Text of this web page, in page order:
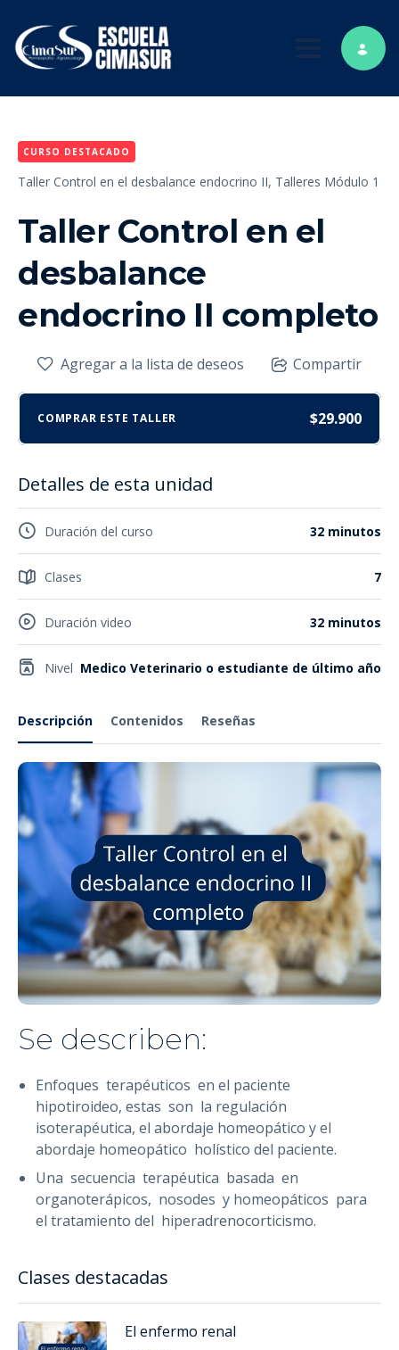
Toggle
Taller Control en el desbalance endocrino II, Talleres Módulo 1
CURSO DESTACADO
Taller Control en el
desbalance
endocrino II completo
Descripción Contenidos Reseñas
Se describen:
Enfoques terapéuticos en el paciente
hipotiroideo, estas son la regulación
isoterapéutica, el abordaje homeopático y el
abordaje homeopático holístico del paciente.
Una secuencia terapéutica basada en
organoterápicos, nosodes y homeopáticos para
el tratamiento del hiperadrenocorticismo.
Agregar a la lista de deseos Compartir
COMPRAR ESTE TALLER $29.900
Detalles de esta unidad
Duración del curso 32 minutos
Clases 7
Duración video 32 minutos
Nivel Medico Veterinario o estudiante de último año
Clases destacadas
El enfermo renal